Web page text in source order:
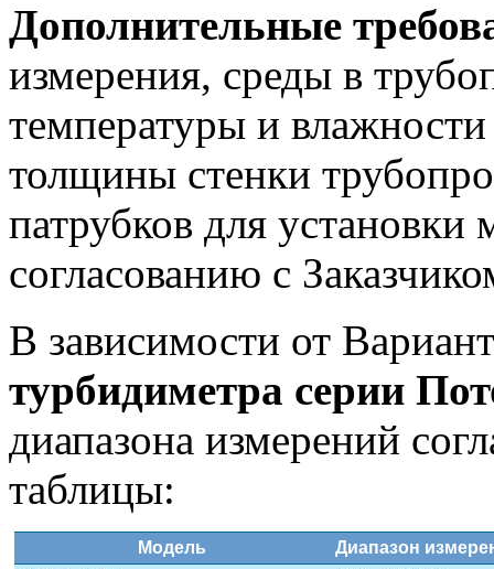
Дополнительные
измерения, среды в
температуры и
толщины стенки
патрубков для
согласованию с
В зависимости от
турбидиметра серии
диапазона измерений
таблицы:
Модель
Диапазон